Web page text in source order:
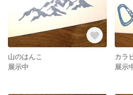
山のはんこ
展示中
カラ
展示